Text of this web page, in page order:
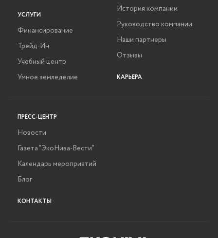
УСЛУГИ
Финансирование
Трейд-Ин
Учебный центр
Умное земледелие
История компании
Руководство компании
Наши партнеры
Отзывы
КАРЬЕРА
ПРЕСС-ЦЕНТР
Новости
Газета "ЭкоНива-Вести"
Календарь мероприятий
Блог
КОНТАКТЫ